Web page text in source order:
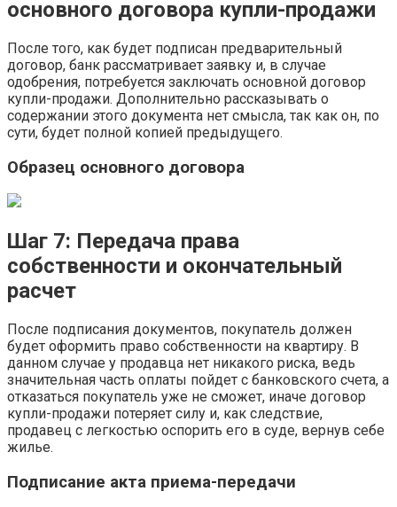
основного договора купли-продажи
После того, как будет подписан предварительный
договор, банк рассматривает заявку и, в случае
одобрения, потребуется заключать основной договор
купли-продажи. Дополнительно рассказывать о
содержании этого документа нет смысла, так как он, по
сути, будет полной копией предыдущего.
Образец основного договора
Шаг 7: Передача права
собственности и окончательный
расчет
После подписания документов, покупатель должен
будет оформить право собственности на квартиру. В
данном случае у продавца нет никакого риска, ведь
значительная часть оплаты пойдет с банковского счета, а
отказаться покупатель уже не сможет, иначе договор
купли-продажи потеряет силу и, как следствие,
продавец с легкостью оспорить его в суде, вернув себе
жилье.
Подписание акта приема-передачи